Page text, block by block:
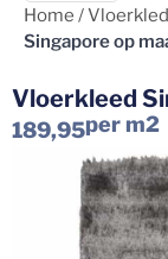
Home /
Singapore op
Vloerkleed
189,95per m2